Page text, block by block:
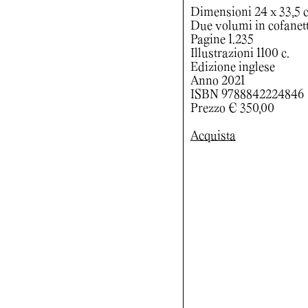
Dimensioni 24 x 33,5
Due volumi in
Pagine 1.235
Illustrazioni 1100 c.
Edizione inglese
Anno 2021
ISBN 9788842224846
Prezzo € 350,00
Acquista